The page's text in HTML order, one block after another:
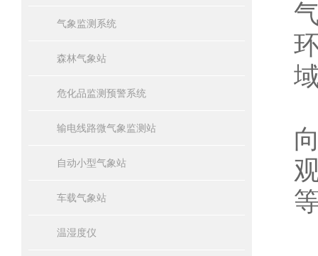
气象监测系统
森林气象站
危化品监测预警系统
输电线路微气象监测站
自动小型气象站
车载气象站
温湿度仪